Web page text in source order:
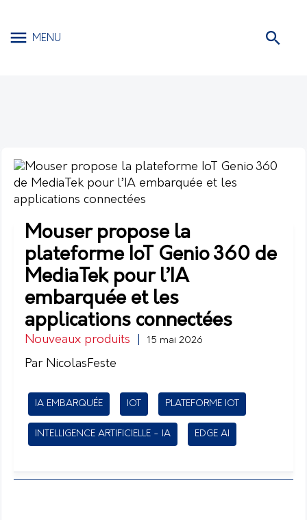
MENU
Mouser propose la
plateforme IoT Genio 360 de
MediaTek pour l’IA
embarquée et les
applications connectées
Nouveaux produits 15 mai 2026
Par NicolasFeste
IA EMBARQUÉE IOT PLATEFORME IOT
INTELLIGENCE ARTIFICIELLE - IA EDGE AI